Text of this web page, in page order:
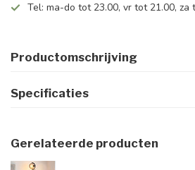
Tel: ma-do tot 23.00, vr tot 21.00, za
Productomschrijving
Specificaties
Gerelateerde producten